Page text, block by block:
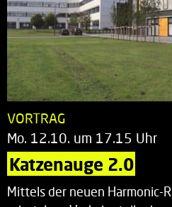
VORTRAG
Mo. 12.10. um 17.15 Uhr
Katzenauge 2.0
Mittels der neuen Harmonic-